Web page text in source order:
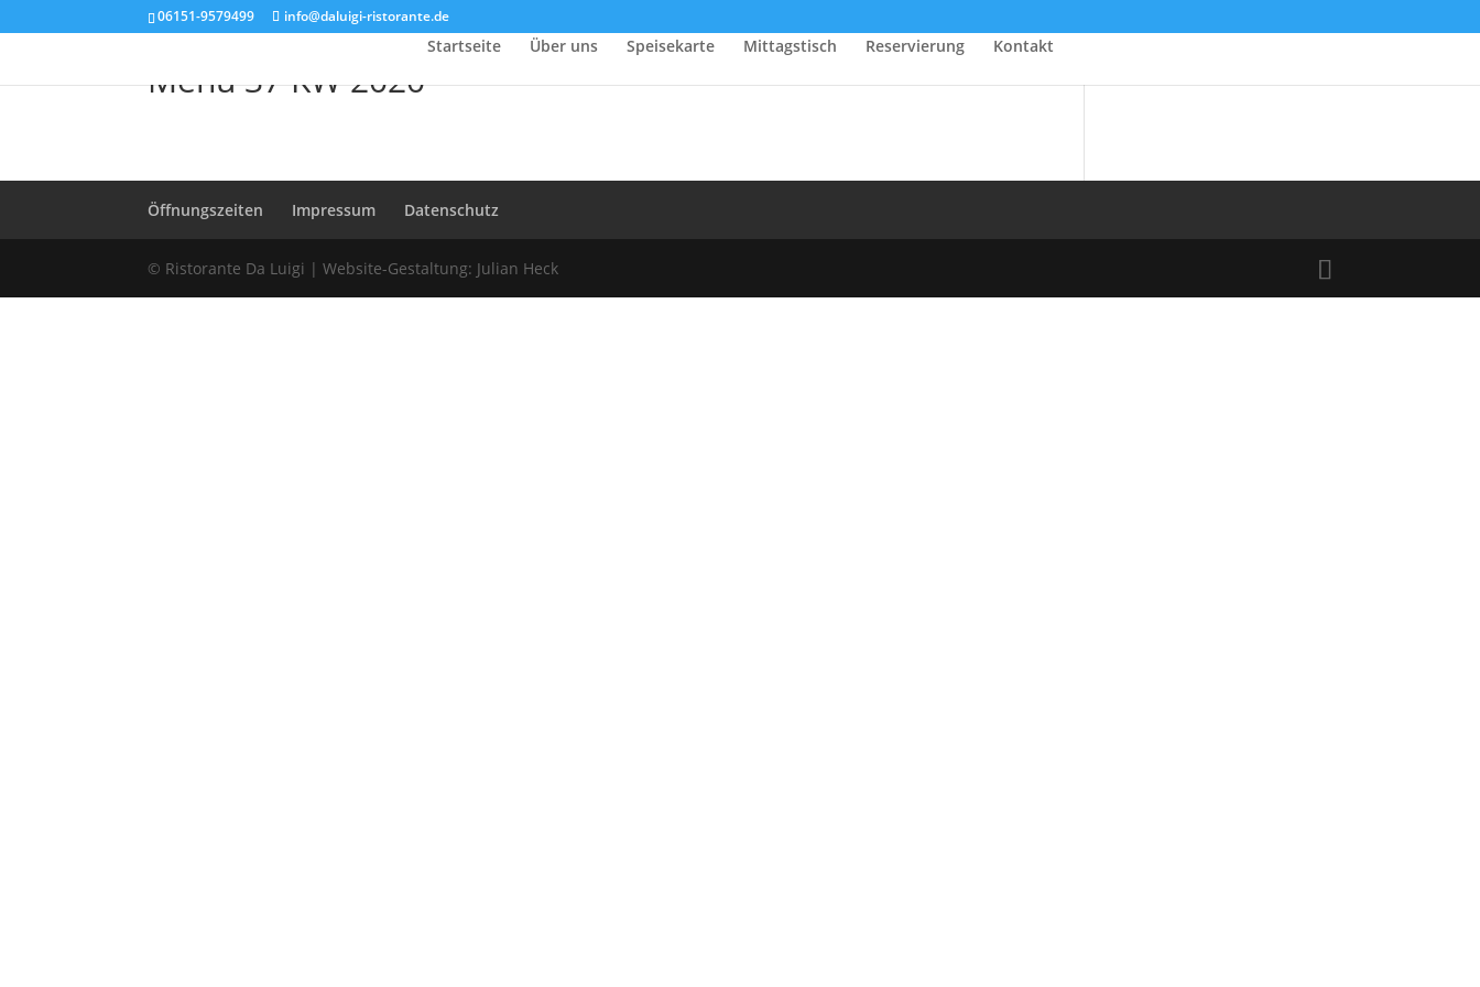
06151-9579499 info@daluigi-ristorante.de
Startseite Über uns Speisekarte Mittagstisch Reservierung Kontakt
Menu 37 KW 2020
Öffnungszeiten Impressum Datenschutz
© Ristorante Da Luigi |Website-Gestaltung: Julian Heck